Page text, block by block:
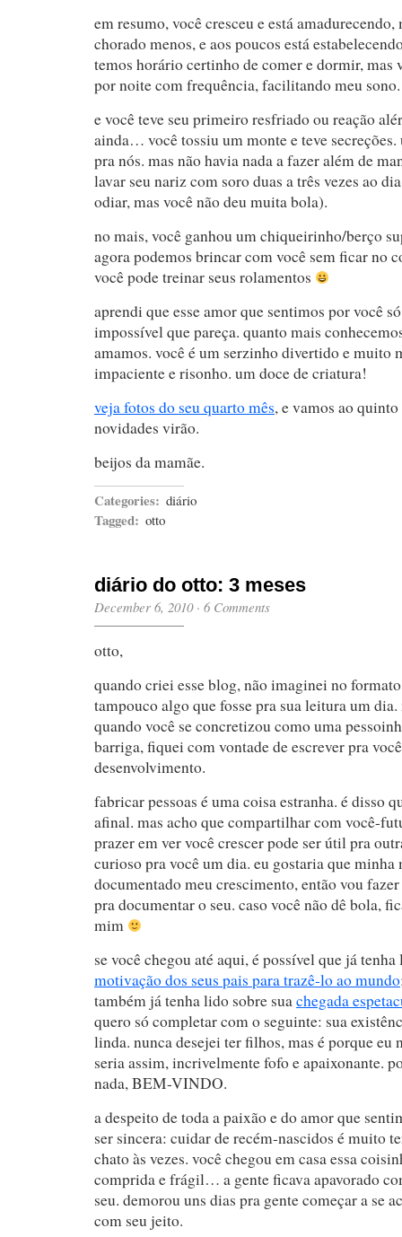
em resumo, você cresceu e está
chorado menos, e aos poucos está
temos horário certinho de comer e dormir, mas
por noite com frequência, facilitando meu sono.
e você teve seu primeiro resfriado ou reação
ainda… você tossiu um monte e teve secreções.
pra nós. mas não havia nada a fazer além de
lavar seu nariz com soro duas a três vezes ao
odiar, mas você não deu muita bola).
no mais, você ganhou um chiqueirinho/berço
agora podemos brincar com você sem ficar no
você pode treinar seus rolamentos
aprendi que esse amor que sentimos por você
impossível que pareça. quanto mais
amamos. você é um serzinho divertido e muito
impaciente e risonho. um doce de criatura!
veja fotos do seu quarto mês, e vamos ao
novidades virão.
beijos da mamãe.
Categories: diário
Tagged: otto
diário do otto: 3 meses
December 6, 2010· 6 Comments
otto,
quando criei esse blog, não imaginei no
tampouco algo que fosse pra sua leitura um dia.
quando você se concretizou como uma
barriga, fiquei com vontade de escrever pra
desenvolvimento.
fabricar pessoas é uma coisa estranha. é disso
afinal. mas acho que compartilhar com você-
prazer em ver você crescer pode ser útil pra
curioso pra você um dia. eu gostaria que minha
documentado meu crescimento, então vou
pra documentar o seu. caso você não dê bola,
mim
se você chegou até aqui, é possível que já
motivação dos seus pais para trazê-lo ao mundo
também já tenha lido sobre suachegada
quero só completar com o seguinte: sua
linda. nunca desejei ter filhos, mas é porque eu
seria assim, incrivelmente fofo e apaixonante.
nada, BEM-VINDO.
a despeito de toda a paixão e do amor que
ser sincera: cuidar de recém-nascidos é muito
chato às vezes. você chegou em casa essa
comprida e frágil… a gente ficava apavorado
seu. demorou uns dias pra gente começar a se
com seu jeito.